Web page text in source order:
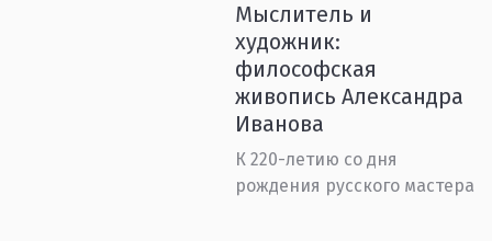
Мыслитель и
художник:
философская
живопись Александра
Иванова
К 220-летию со дня
рождения русского мастера